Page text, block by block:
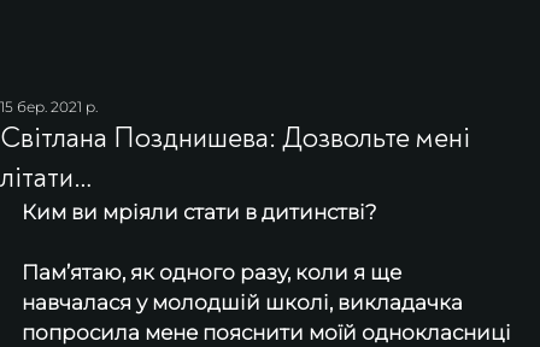
Світлана Позднишева: Дозвольте мені
літати…
15 бер. 2021 р.
Ким ви мріяли стати в дитинстві?
Пам’ятаю, як одного разу, коли я ще
навчалася у молодшій школі, викладачка
попросила мене пояснити моїй однокласниці